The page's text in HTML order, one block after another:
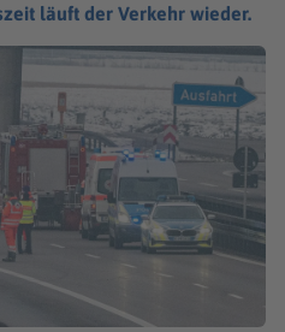
läuft der Verkehr wieder.